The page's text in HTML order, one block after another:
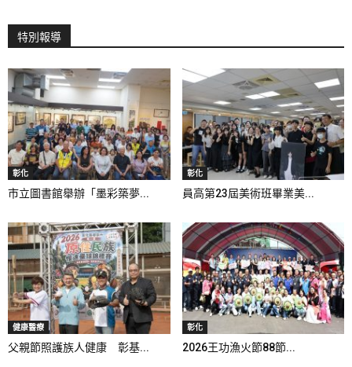
特別報導
彰化
市立圖書館舉辦「墨彩築夢...
彰化
員高第23屆美術班畢業美...
健康醫療
父親節照護族人健康 彰基...
彰化
2026王功漁火節88節...